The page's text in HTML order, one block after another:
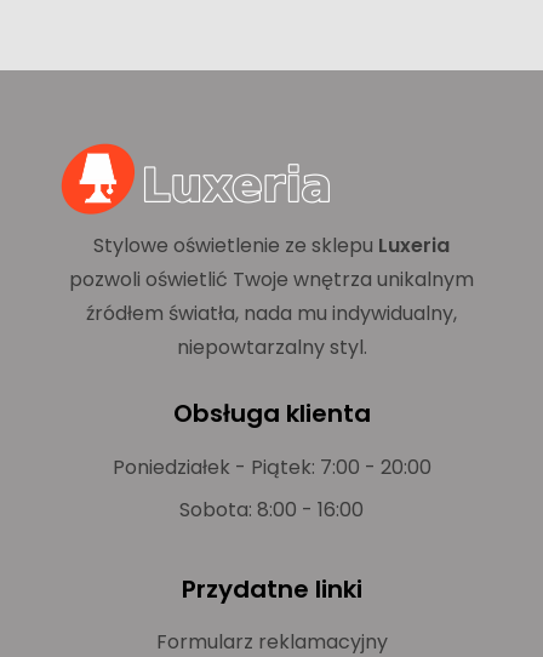
Stylowe oświetlenie ze sklepu Luxeria
pozwoli oświetlić Twoje wnętrza unikalnym
źródłem światła, nada mu indywidualny,
niepowtarzalny styl.
Obsługa klienta
Poniedziałek - Piątek: 7:00 - 20:00
Sobota: 8:00 - 16:00
Przydatne linki
Formularz reklamacyjny